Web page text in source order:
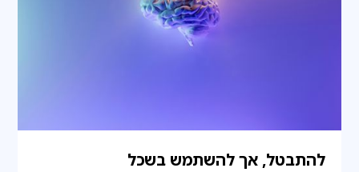
להתבטל, אך להשתמש בשכל